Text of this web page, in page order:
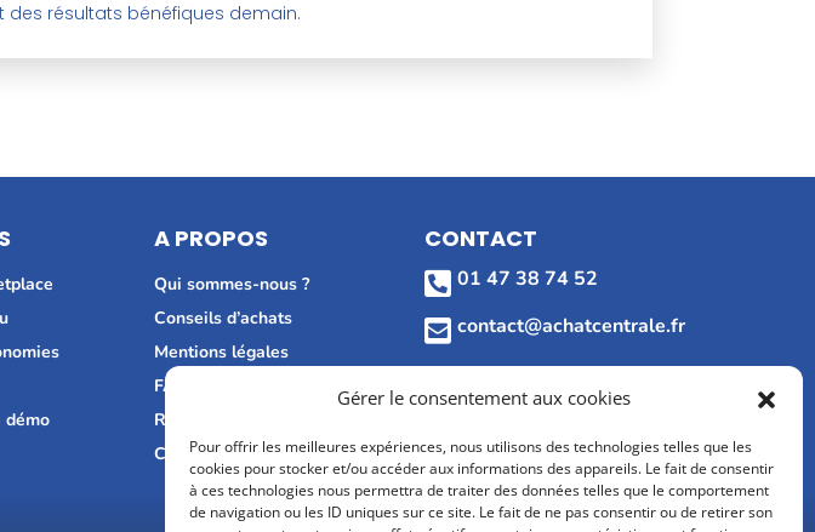
Gérer le consentement aux cookies
Pour offrir les meilleures expériences, nous utilisons des technologies telles que les
cookies pour stocker et/ou accéder aux informations des appareils. Le fait de consentir
à ces technologies nous permettra de traiter des données telles que le comportement
de navigation ou les ID uniques sur ce site. Le fait de ne pas consentir ou de retirer son
résultats bénéfiques demain.
démo
A PROPOS
Qui sommes-nous ?
Conseils d’achats
Mentions légales
FAQ
Recrutement
Consultez nos avis Google
CONTACT
 01 47 38 74 52
 contact@achatcentrale.fr
MÉDIAS